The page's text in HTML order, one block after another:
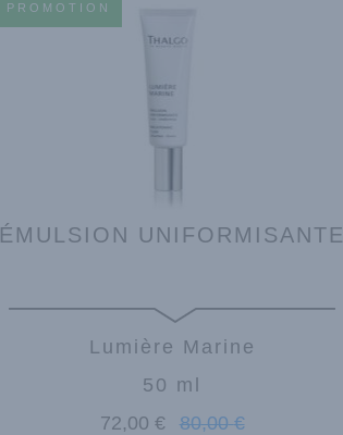
PROMOTION
ÉMULSION UNIFORMISANTE
Lumière Marine
50 ml
72,00 € 80,00 €